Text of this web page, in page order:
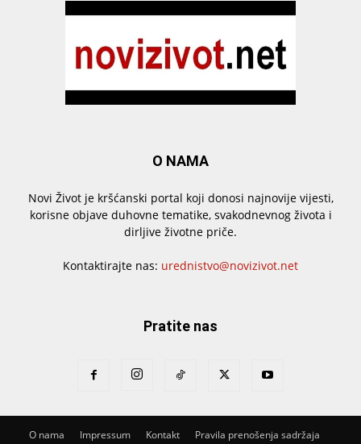
O NAMA
Novi Život je kršćanski portal koji donosi najnovije vijesti,
korisne objave duhovne tematike, svakodnevnog života i
dirljive životne priče.
Kontaktirajte nas: urednistvo@novizivot.net
Pratite nas
O nama Impressum Kontakt Pravila prenošenja sadržaja